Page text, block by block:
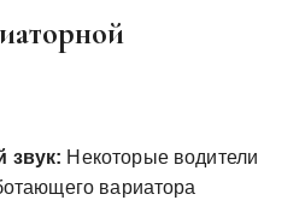
звук: Некоторые водители
вариатора